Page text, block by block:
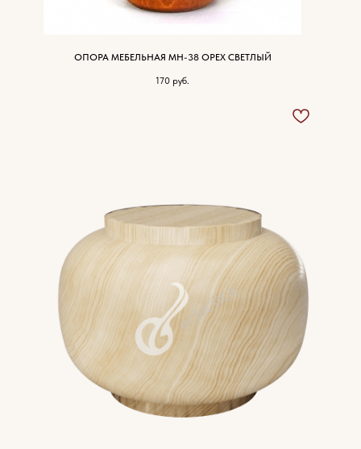
ОПОРА МЕБЕЛЬНАЯ МН-38 ОРЕХ СВЕТЛЫЙ
170 руб.